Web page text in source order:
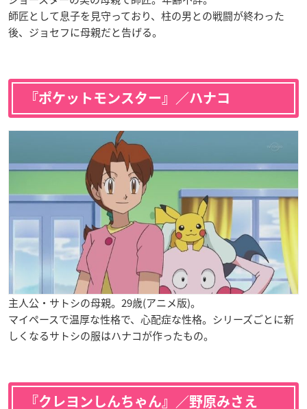
師匠として息子を見守っており、柱の男との戦闘が終わった
後、ジョセフに母親だと告げる。
『ポケットモンスター』／ハナコ
主人公・サトシの母親。29歳(アニメ版)。
マイペースで温厚な性格で、心配症な性格。シリーズごとに新
しくなるサトシの服はハナコが作ったもの。
『クレヨンしんちゃん』／野原みさえ